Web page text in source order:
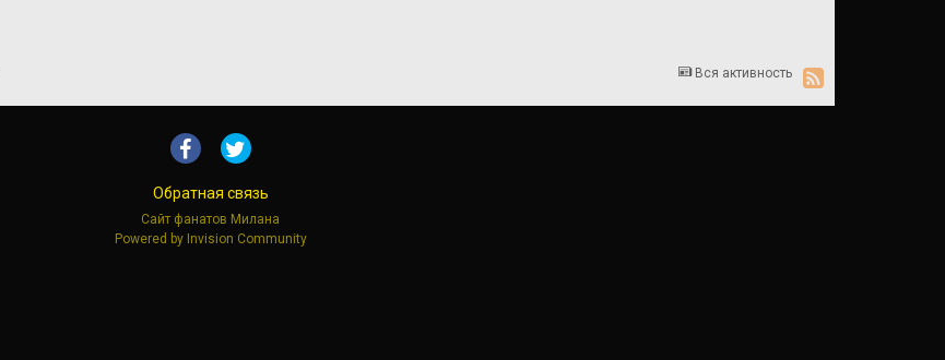
Вся активность
Обратная связь
Сайт фанатов Милана
Powered by Invision Community